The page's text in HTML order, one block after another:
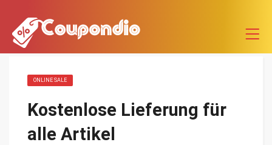
ONLINE SALE
Kostenlose Lieferung für
alle Artikel